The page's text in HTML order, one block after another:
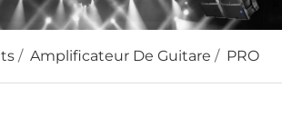
/ Amplificateur De Guitare / PRO